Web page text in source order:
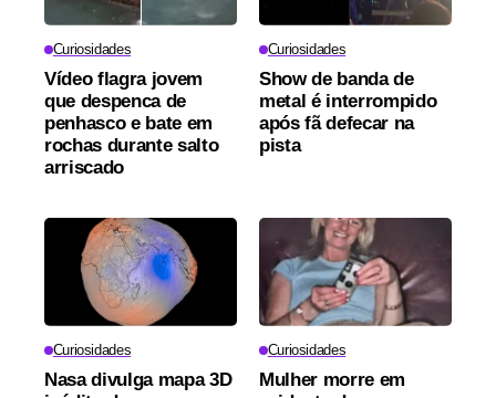
Curiosidades
Vídeo flagra jovem
que despenca de
penhasco e bate em
rochas durante salto
arriscado
Curiosidades
Show de banda de
metal é interrompido
após fã defecar na
pista
Curiosidades
Nasa divulga mapa 3D
Curiosidades
Mulher morre em